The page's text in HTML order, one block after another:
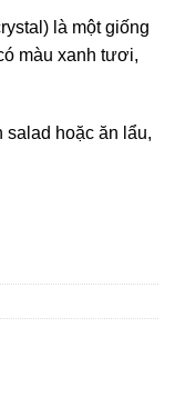
là một giống
màu xanh tươi,
hoặc ăn lẩu,